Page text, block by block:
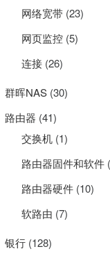
网络宽带 (23)
网页监控 (5)
连接 (26)
群晖NAS (30)
路由器 (41)
交换机 (1)
路由器固件和软件
路由器硬件 (10)
软路由 (7)
银行 (128)